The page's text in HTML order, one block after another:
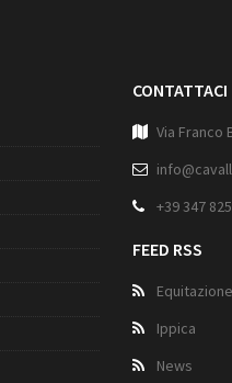
CONTATTACI
Via Franco
+39 347
FEED RSS
Equitazione
Ippica
News